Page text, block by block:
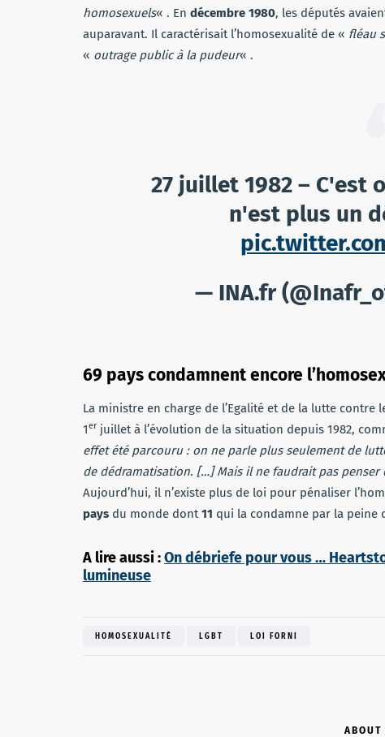
homosexuels« . En décembre 1980, les députés
auparavant. Il caractérisait l’homosexualité de « fléau
« outrage public à la pudeur« .
27 juillet 1982 – C'est
n'est plus un
— INA.fr
69 pays condamnent encore
La ministre en charge de l’Egalité et de la lutte
1erjuillet à l’évolution de la situation depuis 1982,
effet été parcouru : on ne parle plus seulement de
de dédramatisation. […] Mais il ne faudrait pas penser
Aujourd’hui, il n’existe plus de loi pour pénaliser
pays du monde dont 11 qui la condamne par la peine
A lire aussi :On débriefe pour vous …
lumineuse
HOMOSEXUALITÉ LGBT LOI FORNI
ABOUT